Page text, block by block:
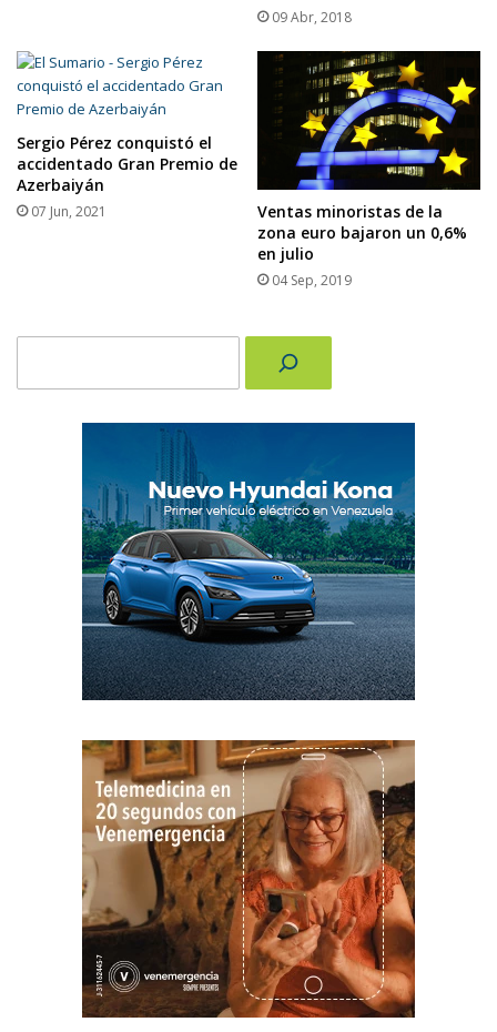
09 Abr, 2018
Sergio Pérez conquistó el
accidentado Gran Premio de
Azerbaiyán
07 Jun, 2021
Ventas minoristas de la
zona euro bajaron un 0,6%
en julio
04 Sep, 2019